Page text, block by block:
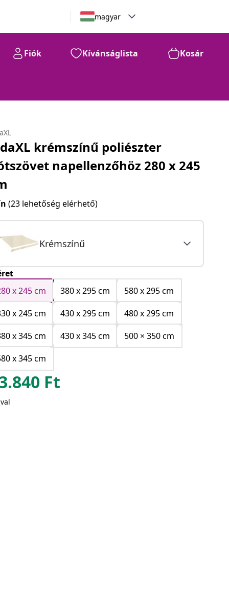
magyar
Fiók Kívánságlista Kosár
krémszínű poliészter
napellenzőhöz 280 x 245
(23 lehetőség elérhető)
Krémszínű
x 245 cm
380 x 295 cm
580 x 295 cm
x 245 cm
430 x 295 cm
480 x 295 cm
x 345 cm
430 x 345 cm
500 × 350 cm
x 345 cm
Ft